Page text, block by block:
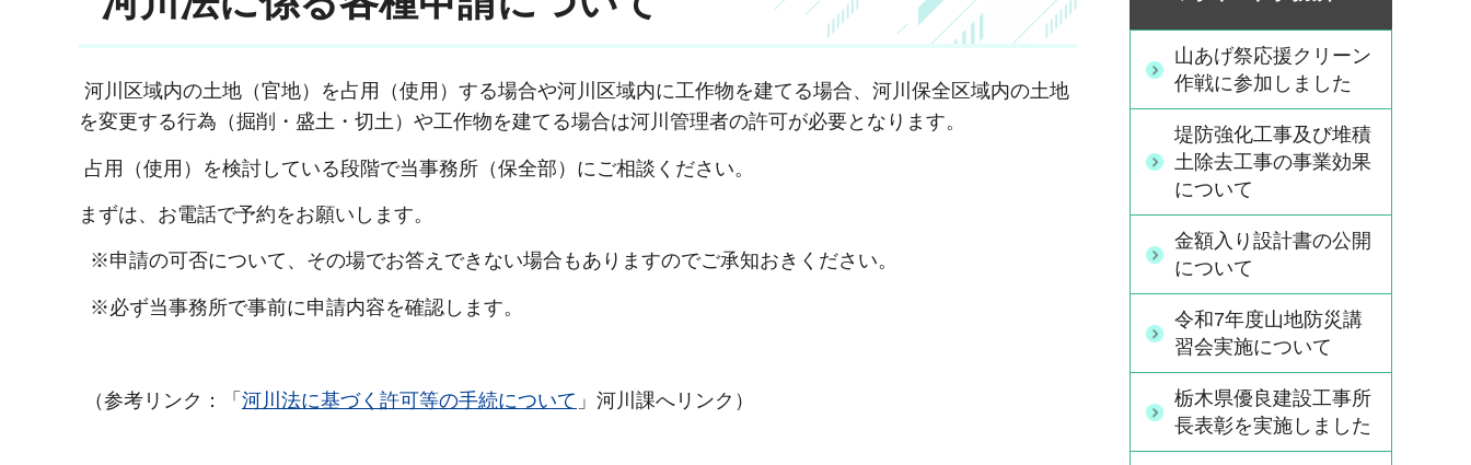
河川区域内の土地（官地）を占用（使用）する場合や河川区域内に工作物を建てる場合、河川保全区域内の土地
を変更する行為（掘削・盛土・切土）や工作物を建てる場合は河川管理者の許可が必要となります。
占用（使用）を検討している段階で当事務所（保全部）にご相談ください。
まずは、お電話で予約をお願いします。
※申請の可否について、その場でお答えできない場合もありますのでご承知おきください。
※必ず当事務所で事前に申請内容を確認します。
（参考リンク：「 河川法に基づく許可等の手続について 」河川課へリンク）
山あげ祭応援クリーン
作戦に参加しました
堤防強化工事及び堆積
土除去工事の事業効果
について
金額入り設計書の公開
について
令和7年度山地防災講
習会実施について
栃木県優良建設工事所
長表彰を実施しました